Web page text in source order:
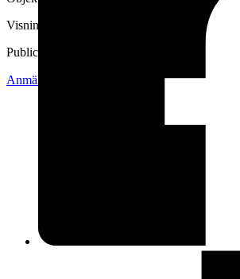
Visningar
Publicerad
Anmäl